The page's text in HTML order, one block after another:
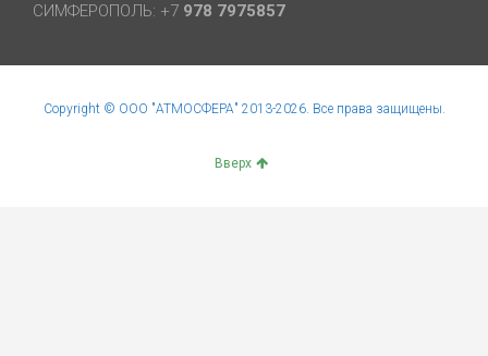
СИМФЕРОПОЛЬ: +7 978 7975857
Copyright © ООО "АТМОСФЕРА" 2013-2026. Все права защищены.
Вверх